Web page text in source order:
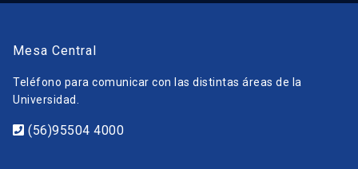
Mesa Central
Teléfono para comunicar con las distintas áreas de la
Universidad.
(56)95504 4000